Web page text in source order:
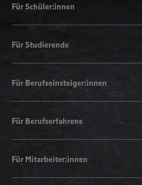
Für Schüler:innen
Für Studierende
Für Berufseinsteiger:innen
Für Berufserfahrene
Für Mitarbeiter:innen